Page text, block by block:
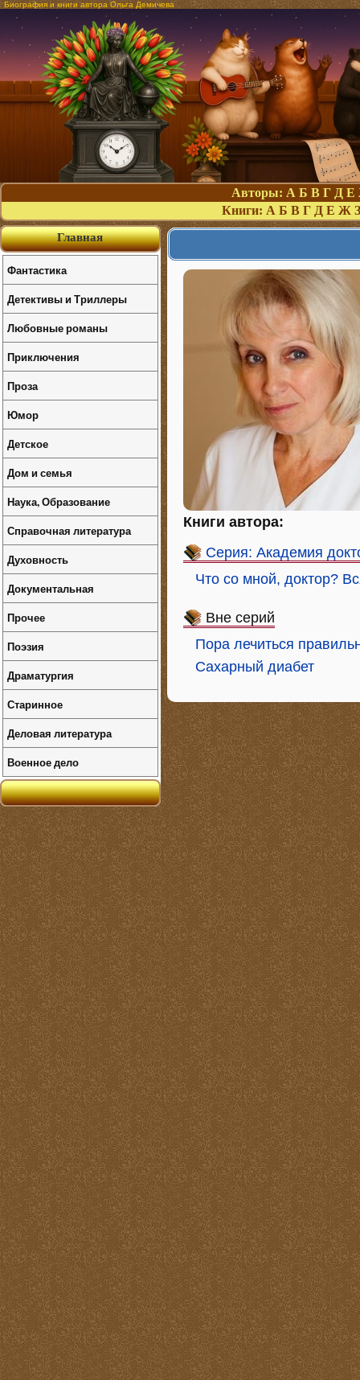
Биография и книги автора Ольга Демичева
Авторы: А Б В Г Д Е
Книги: А Б В Г Д Е Ж З
Книги автора:
Серия: Академия
Что со мной, доктор?
Вне серий
Пора лечиться
Сахарный диабет
Главная
Фантастика
Детективы и Триллеры
Любовные романы
Приключения
Проза
Юмор
Детское
Дом и семья
Наука, Образование
Справочная литература
Духовность
Документальная
Прочее
Поэзия
Драматургия
Старинное
Деловая литература
Военное дело